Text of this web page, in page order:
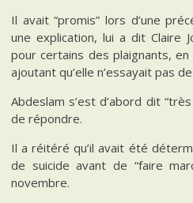
Il avait “promis” lors d’une
une explication, lui a dit Claire
pour certains des plaignants,
ajoutant qu’elle n’essayait pas
Abdeslam s’est d’abord dit
de répondre.
Il a réitéré qu’il avait été
de suicide avant de “faire
novembre.